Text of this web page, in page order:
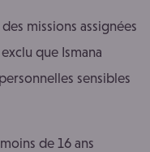
missions assignées
que Ismana
sensibles
de 16 ans